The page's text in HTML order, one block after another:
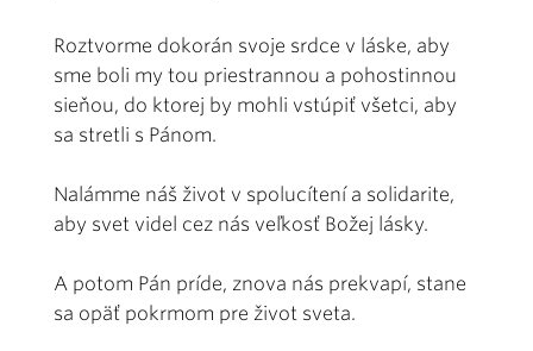
Roztvorme dokorán svoje srdce v láske, aby
sme boli my tou priestrannou a pohostinnou
sieňou, do ktorej by mohli vstúpiť všetci, aby
sa stretli s Pánom.
Nalámme náš život v spolucítení a solidarite,
aby svet videl cez nás veľkosť Božej lásky.
A potom Pán príde, znova nás prekvapí, stane
sa opäť pokrmom pre život sveta.